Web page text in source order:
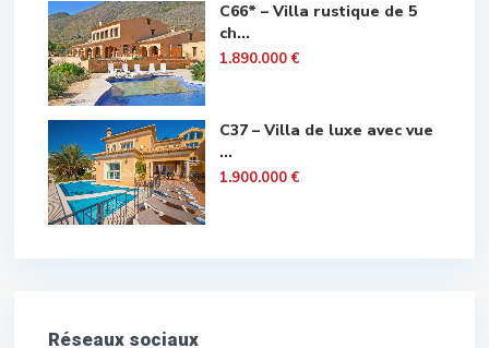
C66* – Villa rustique de 5
ch...
1.890.000 €
C37 – Villa de luxe avec vue
...
1.900.000 €
Réseaux sociaux